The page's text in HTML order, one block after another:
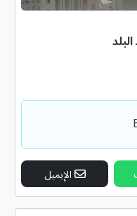
الإيميل